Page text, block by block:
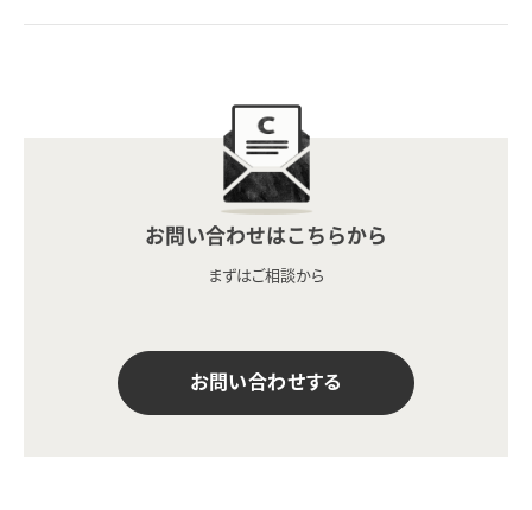
お問い合わせはこちらから
まずはご相談から
お問い合わせする